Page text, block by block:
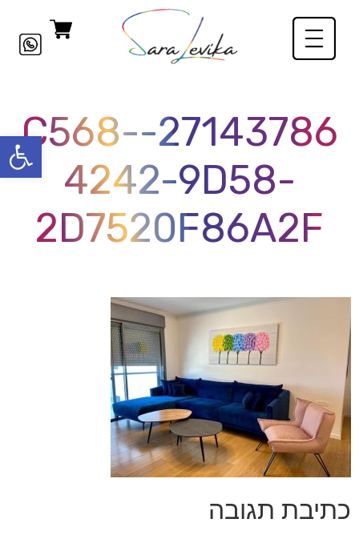
פתח
27143786-C568-
4242-9D58-
2D7520F86A2F
כתיבת תגובה